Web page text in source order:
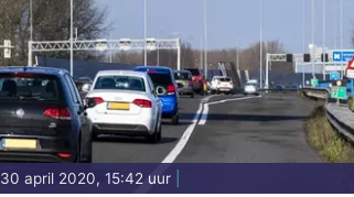
30 april 2020, 15:42 uur|